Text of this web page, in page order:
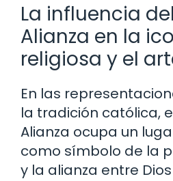
La influencia
Alianza en la
religiosa y el
En las
la tradición católica,
Alianza ocupa un
como símbolo de la
y la alianza entre